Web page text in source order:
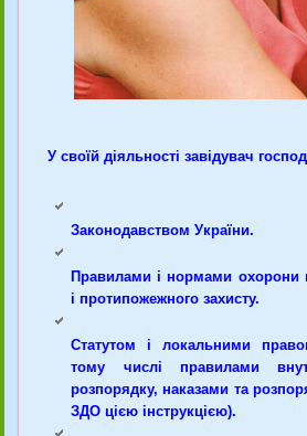
У своїй діяльності завідувач
Законодавством України.
Правилами і нормами охорони
і протипожежного захисту.
Статутом і локальними
тому числі правилами
розпорядку, наказами та
ЗДО цією інструкцією).